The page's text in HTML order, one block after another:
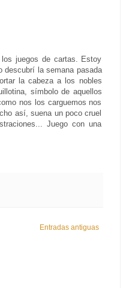
juegos de cartas. Estoy
descubrí la semana pasada
la cabeza a los nobles
símbolo de aquellos
nos los carguemos nos
así, suena un poco cruel
Juego con una
Entradas antiguas